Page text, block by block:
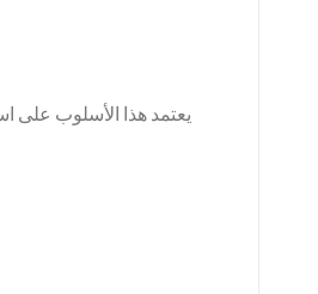
يعتمد هذا الأسلوب على